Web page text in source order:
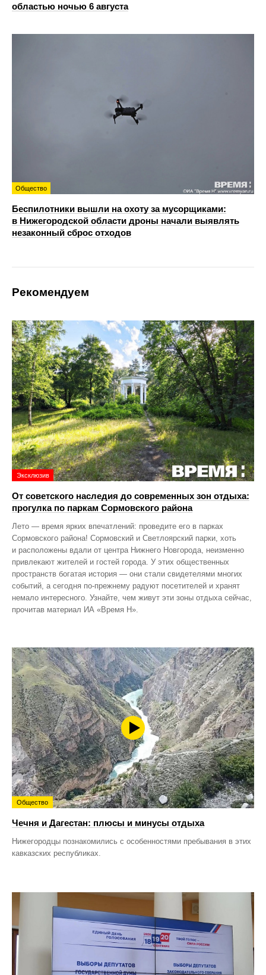
областью ночью 6 августа
Общество
Беспилотники вышли на охоту за мусорщиками:
в Нижегородской области дроны начали выявлять
незаконный сброс отходов
Рекомендуем
Эксклюзив
От советского наследия до современных зон отдыха:
прогулка по паркам Сормовского района
Лето — время ярких впечатлений: проведите его в парках
Сормовского района! Сормовский и Светлоярский парки, хоть
и расположены вдали от центра Нижнего Новгорода, неизменно
привлекают жителей и гостей города. У этих общественных
пространств богатая история — они стали свидетелями многих
событий, а сегодня по‑прежнему радуют посетителей и хранят
немало интересного. Узнайте, чем живут эти зоны отдыха сейчас,
прочитав материал ИА «Время Н».
Общество
Чечня и Дагестан: плюсы и минусы отдыха
Нижегородцы познакомились с особенностями пребывания в этих
кавказских республиках.